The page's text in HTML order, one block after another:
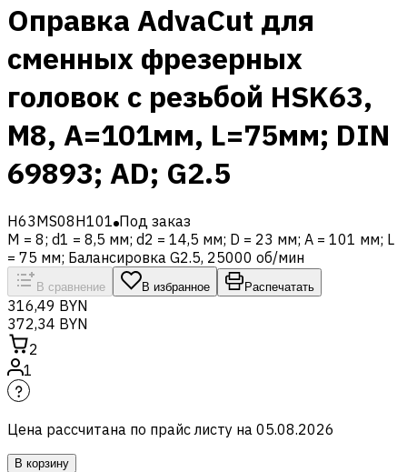
Оправка AdvaCut для
сменных фрезерных
головок с резьбой HSK63,
M8, A=101мм, L=75мм; DIN
69893; AD; G2.5
H63MS08H101 Под заказ
M = 8; d1 = 8,5 мм; d2 = 14,5 мм; D = 23 мм; A = 101 мм; L
= 75 мм; Балансировка G2.5, 25000 об/мин
В сравнение В избранное Распечатать
316,49 BYN
372,34 BYN
2
1
Цена рассчитана по прайс листу на 05.08.2026
В корзину